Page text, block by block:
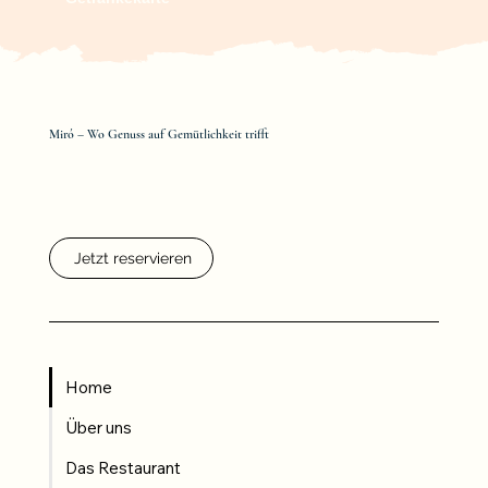
Miró – Wo Genuss auf Gemütlichkeit trifft
Jetzt reservieren
Home
Über uns
Das Restaurant